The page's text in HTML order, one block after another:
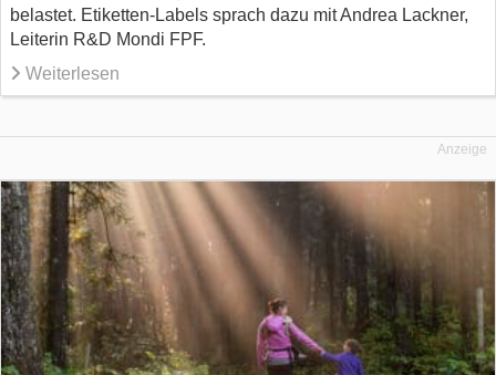
belastet. Etiketten-Labels sprach dazu mit Andrea Lackner,
Leiterin R&D Mondi FPF.
Weiterlesen
Anzeige